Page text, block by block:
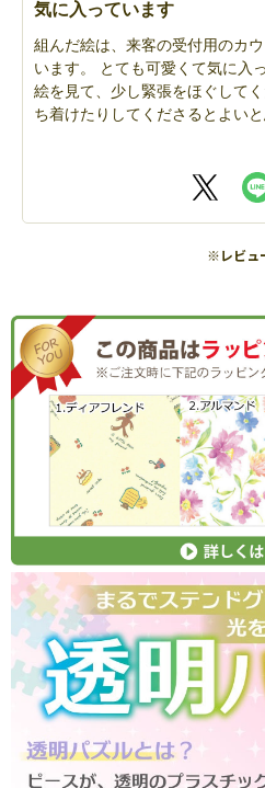
気に入っています
組んだ絵は、来客の受付用のカ
います。 とても可愛くて気に入っています。 お客様も、この
絵を見て、少し緊張をほぐして
ち着けたりしてくださるとよいと
※レビュ